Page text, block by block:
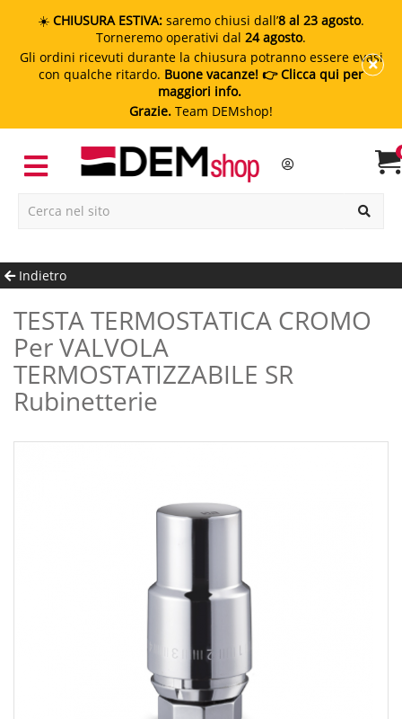
☀️ CHIUSURA ESTIVA: saremo chiusi dall’8 al 23 agosto.
Torneremo operativi dal 24 agosto.
Gli ordini ricevuti durante la chiusura potranno essere evasi
con qualche ritardo. Buone vacanze! 👉 Clicca qui per
maggiori info.
Grazie. Team DEMshop!
Indietro
TESTA TERMOSTATICA CROMO
Per VALVOLA
TERMOSTATIZZABILE SR
Rubinetterie